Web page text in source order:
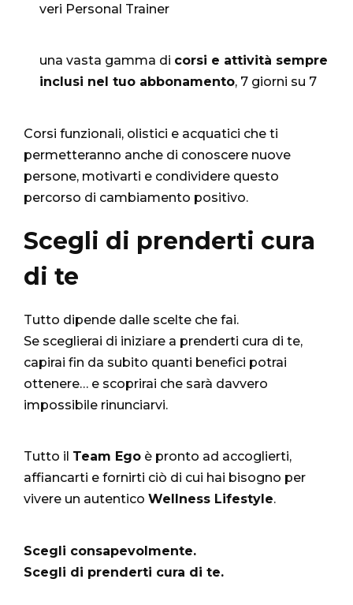
veri Personal Trainer
una vasta gamma di corsi e attività sempre
inclusi nel tuo abbonamento, 7 giorni su 7
Corsi funzionali, olistici e acquatici che ti
permetteranno anche di conoscere nuove
persone, motivarti e condividere questo
percorso di cambiamento positivo.
Scegli di prenderti cura
di te
Tutto dipende dalle scelte che fai.
Se sceglierai di iniziare a prenderti cura di te,
capirai fin da subito quanti benefici potrai
ottenere… e scoprirai che sarà davvero
impossibile rinunciarvi.
Tutto il Team Ego è pronto ad accoglierti,
affiancarti e fornirti ciò di cui hai bisogno per
vivere un autentico Wellness Lifestyle.
Scegli consapevolmente.
Scegli di prenderti cura di te.